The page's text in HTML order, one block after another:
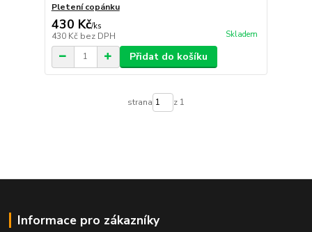
Pletení copánku
430 Kč/ks
430 Kč bez DPH Skladem
Přidat do košíku
strana z 1
Informace pro zákazníky